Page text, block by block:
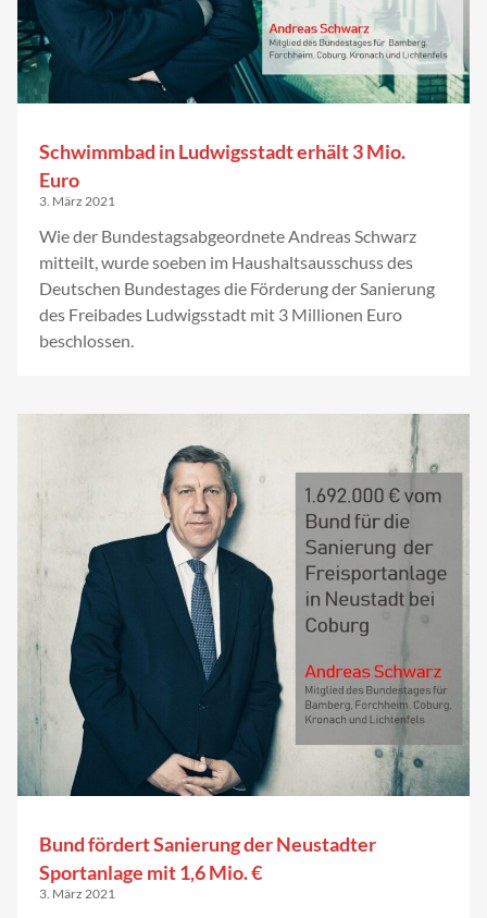
Schwimmbad in Ludwigsstadt erhält 3 Mio.
Euro
3. März 2021
Wie der Bundestagsabgeordnete Andreas Schwarz
mitteilt, wurde soeben im Haushaltsausschuss des
Deutschen Bundestages die Förderung der Sanierung
des Freibades Ludwigsstadt mit 3 Millionen Euro
beschlossen.
Bund fördert Sanierung der Neustadter
Sportanlage mit 1,6 Mio. €
3. März 2021